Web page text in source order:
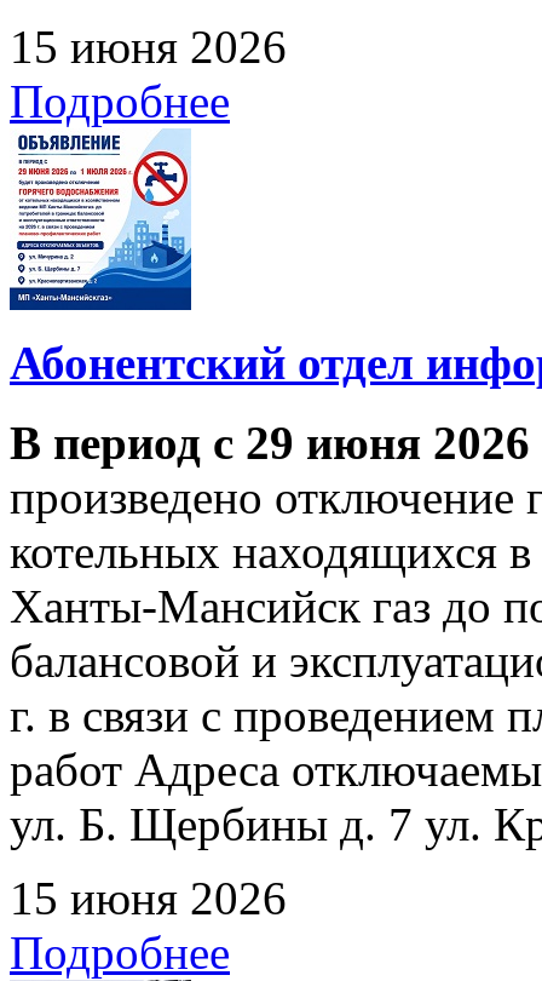
15 июня 2026
Подробнее
Абонентский отдел
В период с 29 июня
произведено отключение
котельных находящихся
Ханты-Мансийск газ до
балансовой и
г. в связи с проведением
работ Адреса
ул. Б. Щербины д. 7 ул.
15 июня 2026
Подробнее